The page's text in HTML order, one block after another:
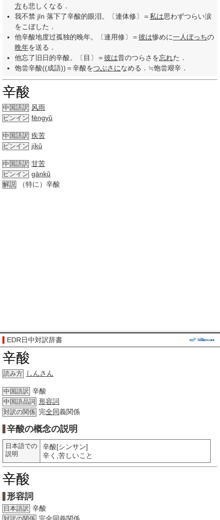
方も悲しくなる．
我不禁 jīn 落下了辛酸的眼泪。〔連体修〕＝私は思わずつらい涙
をこぼした．
他辛酸地度过孤独的晚年。〔連用修〕＝彼は惨めに一人ぼっちの
晩年を送る．
他忘了旧日的辛酸。〔目〕＝彼は昔のつらさを忘れた．
饱尝辛酸((成語))＝辛酸をつぶさになめる．≒饱尝艰辛．
辛酸
中国語訳 风雨
ピンイン fēngyǔ
中国語訳 疾苦
ピンイン jíkǔ
中国語訳 甘苦
ピンイン gānkǔ
解説 （特に）辛酸
EDR日中対訳辞書
辛酸
読み方 しんさん
中国語訳 辛酸
中国語品詞 形容詞
対訳の関係 完全同義関係
辛酸の概念の説明
日本語での
説明
辛酸[シンサン]
辛く,苦しいこと
辛酸
形容詞
日本語訳 辛酸